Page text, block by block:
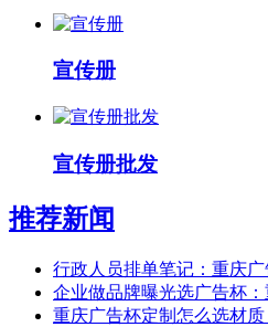
宣传册
宣传册批发
推荐新闻
行政人员排单笔记：重庆
企业做品牌曝光选广告杯
重庆广告杯定制怎么选材